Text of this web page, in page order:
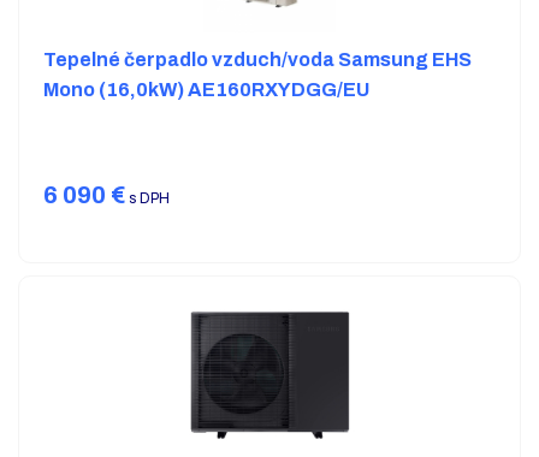
Tepelné čerpadlo vzduch/voda Samsung EHS
Mono (16,0kW) AE160RXYDGG/EU
6 090 € s DPH